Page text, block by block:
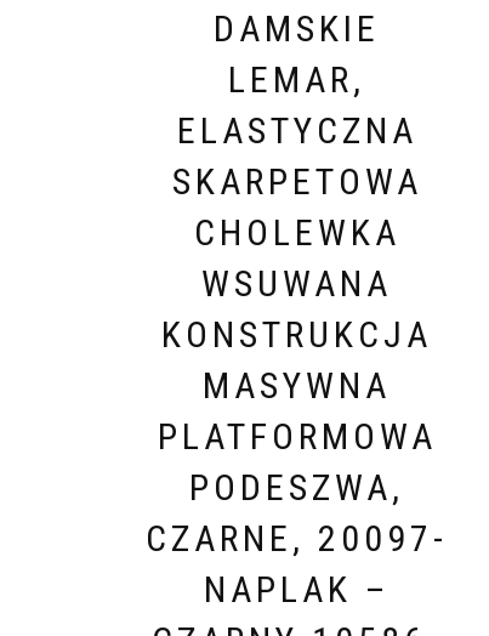
DAMSKIE
LEMAR,
ELASTYCZNA
SKARPETOWA
CHOLEWKA
WSUWANA
KONSTRUKCJA
MASYWNA
PLATFORMOWA
PODESZWA,
CZARNE, 20097-
NAPLAK –